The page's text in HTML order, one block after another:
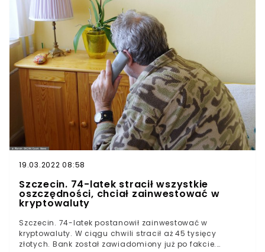
19.03.2022 08:58
Szczecin. 74-latek stracił wszystkie
oszczędności, chciał zainwestować w
kryptowaluty
Szczecin. 74-latek postanowił zainwestować w
kryptowaluty. W ciągu chwili stracił aż 45 tysięcy
złotych. Bank został zawiadomiony już po fakcie.